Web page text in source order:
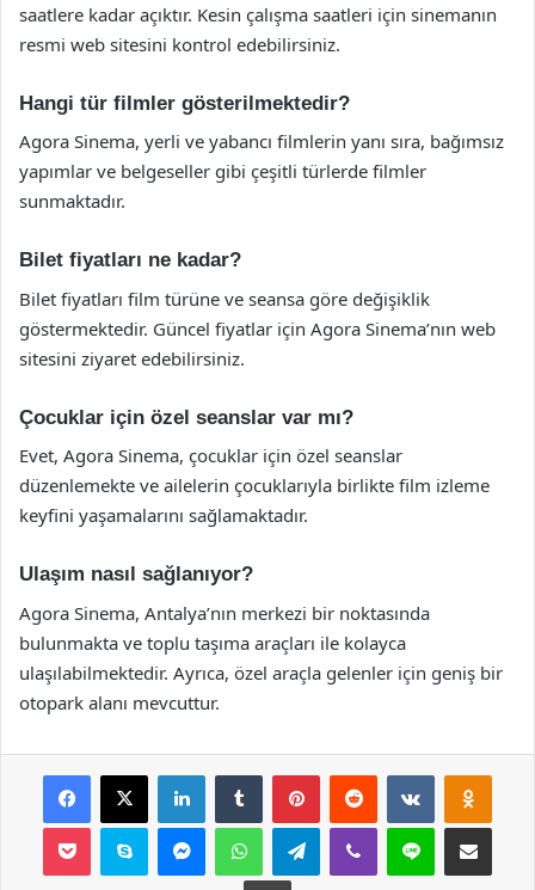
saatlere kadar açıktır. Kesin çalışma saatleri için sinemanın
resmi web sitesini kontrol edebilirsiniz.
Hangi tür filmler gösterilmektedir?
Agora Sinema, yerli ve yabancı filmlerin yanı sıra, bağımsız
yapımlar ve belgeseller gibi çeşitli türlerde filmler
sunmaktadır.
Bilet fiyatları ne kadar?
Bilet fiyatları film türüne ve seansa göre değişiklik
göstermektedir. Güncel fiyatlar için Agora Sinema’nın web
sitesini ziyaret edebilirsiniz.
Çocuklar için özel seanslar var mı?
Evet, Agora Sinema, çocuklar için özel seanslar
düzenlemekte ve ailelerin çocuklarıyla birlikte film izleme
keyfini yaşamalarını sağlamaktadır.
Ulaşım nasıl sağlanıyor?
Agora Sinema, Antalya’nın merkezi bir noktasında
bulunmakta ve toplu taşıma araçları ile kolayca
ulaşılabilmektedir. Ayrıca, özel araçla gelenler için geniş bir
otopark alanı mevcuttur.
Facebook
X LinkedInTumblr PinterestReddit VKontakte
Pocket Skype MessengerWhatsAppTelegramViber Line E-Posta ile
Yazdır